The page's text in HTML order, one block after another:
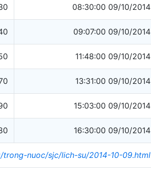
08:30:00 09/10/2014
09:07:00 09/10/2014
11:48:00 09/10/2014
13:31:00 09/10/2014
15:03:00 09/10/2014
16:30:00 09/10/2014
nuoc/sjc/lich-su/2014-10-09.html